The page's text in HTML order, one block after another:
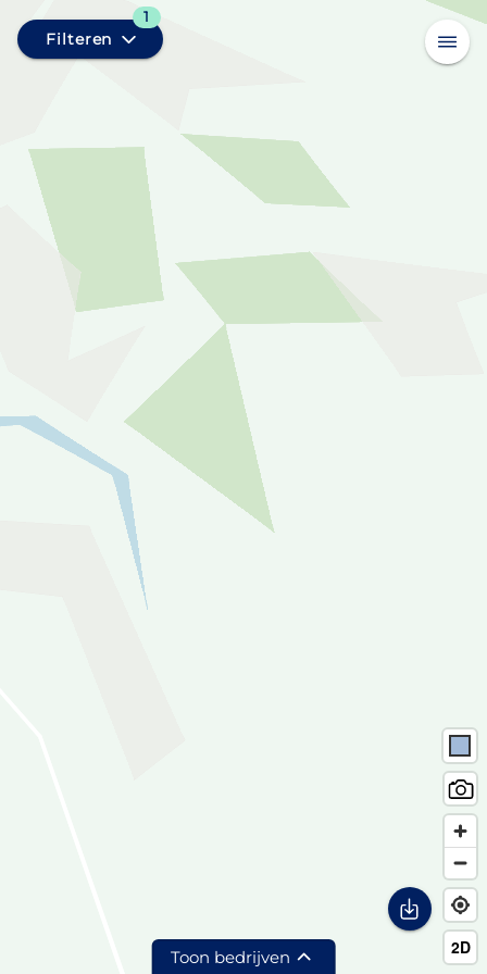
Filteren
1
Toon bedrijven